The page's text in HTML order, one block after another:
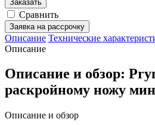
Заказать
Сравнить
Заявка на рассрочку
Описание Технические
Описание
Описание и обзор:
раскройному ножу
Описание и обзор